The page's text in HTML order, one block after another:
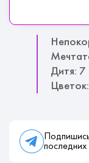
Дитя: 7
последних